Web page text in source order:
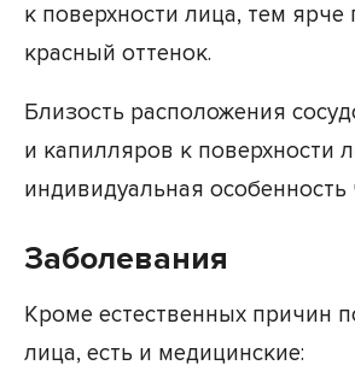
к поверхности лица, тем ярче
красный оттенок.
Близость расположения
и капилляров к поверхности
индивидуальная особенность
Заболевания
Кроме естественных причин
лица, есть и медицинские: